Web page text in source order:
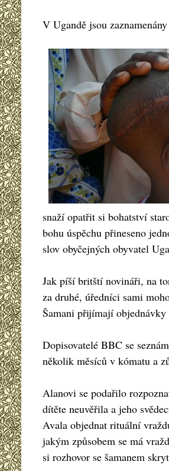
V Ugandě jsou
snaží opatřit si bohatství
bohu úspěchu přineseno
slov obyčejných obyvatel
Jak píší britští novináři, na
za druhé, úředníci sami
Šamani přijímají
Dopisovatelé BBC se
několik měsíců v kómatu a
Alanovi se podařilo
dítěte neuvěřila a jeho
Avala objednat rituální
jakým způsobem se má
si rozhovor se šamanem